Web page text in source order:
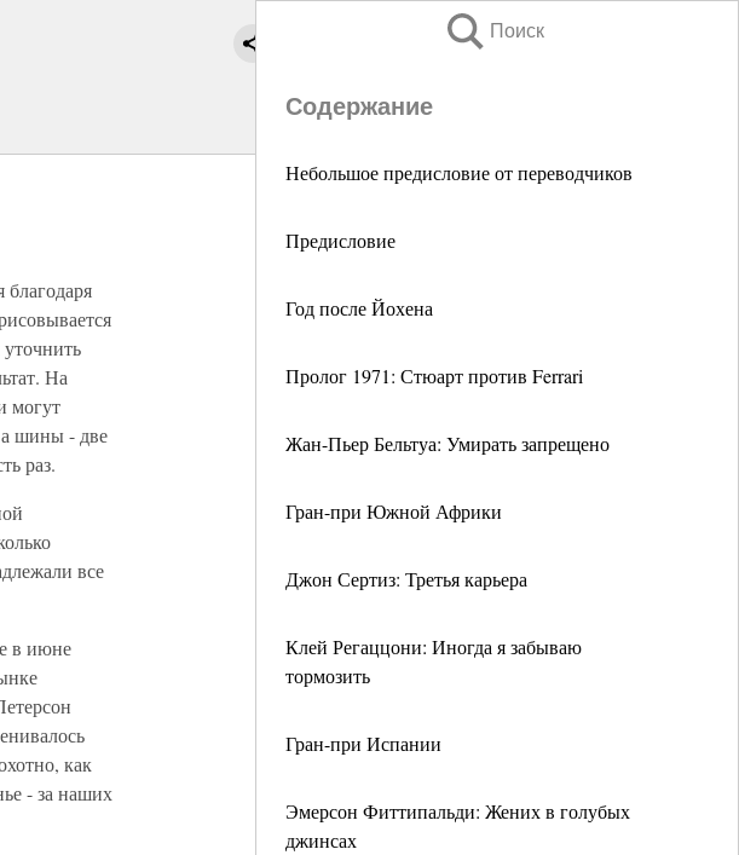
Поиск
Содержание
Небольшое предисловие от переводчиков
Предисловие
Год после Йохена
Пролог 1971: Стюарт против Ferrari
Жан-Пьер Бельтуа: Умирать запрещено
Гран-при Южной Африки
Джон Сертиз: Третья карьера
Клей Регаццони: Иногда я забываю
тормозить
Гран-при Испании
Эмерсон Фиттипальди: Жених в голубых
джинсах
На
могут
а шины - две
раз.
все
в июне
как
- за наших